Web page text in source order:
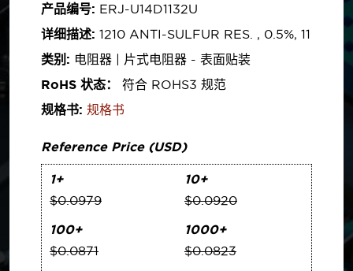
产品编号: ERJ-U14D1132U
详细描述: 1210 ANTI-SULFUR RES. , 0.5%, 11
类别: 电阻器 | 片式电阻器 - 表面贴装
RoHS 状态：
符合 ROHS3 规范
规格书: 规格书
Reference Price (USD)
1+
$0.0979
10+
$0.0920
100+
$0.0871
1000+
$0.0823